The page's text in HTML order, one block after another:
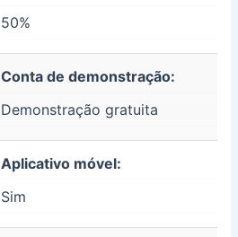
50%
Conta de demonstração:
Demonstração gratuita
Aplicativo móvel:
Sim